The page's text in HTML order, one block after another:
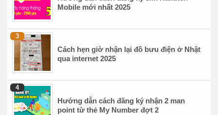
Mobile mới nhất 2025
Cách hẹn giờ nhận lại đồ bưu điện ở Nhật
qua internet 2025
Hướng dẫn cách đăng ký nhận 2 man
point từ thẻ My Number đợt 2